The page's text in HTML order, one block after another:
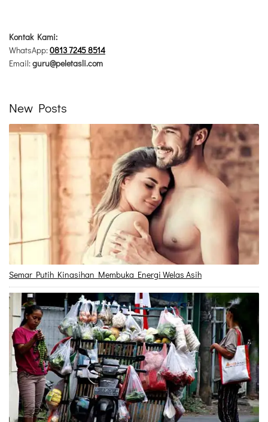
Kontak Kami:
WhatsApp:0813 7245 8514
Email:guru@peletasli.com
New Posts
Semar Putih Kinasihan Membuka Energi Welas Asih